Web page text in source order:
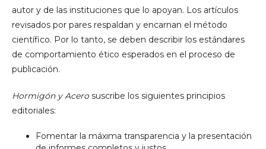
autor y de las instituciones que lo apoyan. Los artículos
revisados por pares respaldan y encarnan el método
científico. Por lo tanto, se deben describir los estándares
de comportamiento ético esperados en el proceso de
publicación.
Hormigón y Acerosuscribe los siguientes principios
editoriales:
Fomentar la máxima transparencia y la presentación